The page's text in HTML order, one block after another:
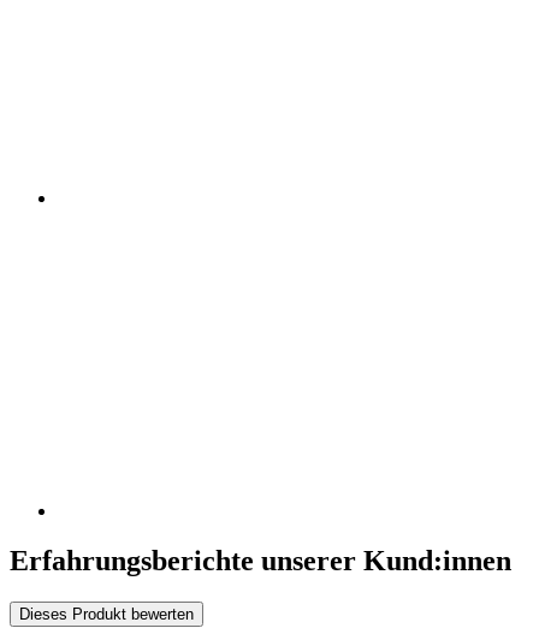
Erfahrungsberichte unserer Kund:innen
Dieses Produkt bewerten